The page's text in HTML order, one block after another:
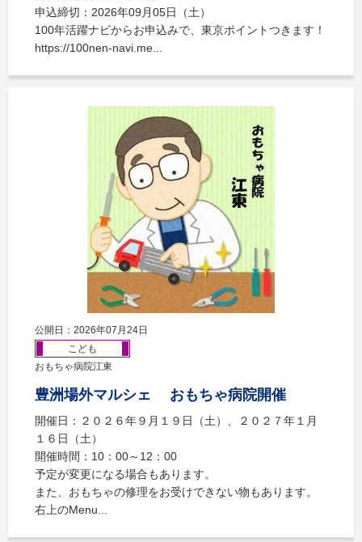
申込締切：2026年09月05日（土）
100年活躍ナビからお申込みで、東京ポイントつきます！
https://100nen-navi.me...
公開日：2026年07月24日
こども
おもちゃ病院江東
豊洲場外マルシェ おもちゃ病院開催
開催日：２０２６年９月１９日（土）、２０２７年１月
１６日（土）
開催時間：10：00～12：00
予定が変更になる場合もあります。
また、おもちゃの修理をお受けできない物もあります。
右上のMenu...